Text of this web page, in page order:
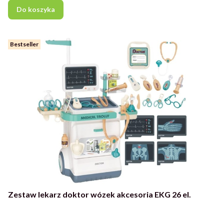
Do koszyka
Bestseller
Zestaw lekarz doktor wózek akcesoria EKG 26 el.